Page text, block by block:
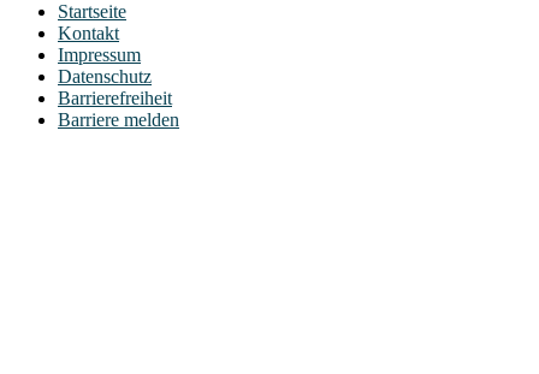
Startseite
Kontakt
Impressum
Datenschutz
Barrierefreiheit
Barriere melden